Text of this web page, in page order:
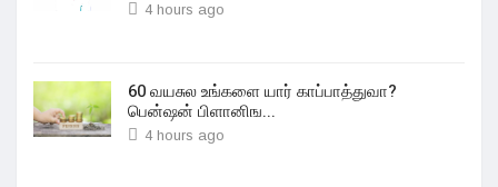
4 hours ago
60 வயசுல உங்களை யார் காப்பாத்துவா?
பென்ஷன் பிளானிங...
4 hours ago